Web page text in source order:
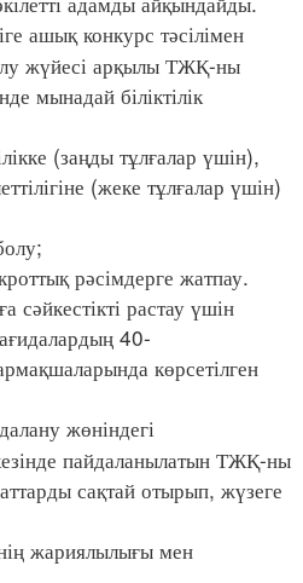
ашық конкурс тәсілімен
жүйесі арқылы ТЖҚ-ны
мынадай біліктілік
(заңды тұлғалар үшін),
(жеке тұлғалар үшін)
рәсімдерге жатпау.
сәйкестікті растау үшін
40-
көрсетілген
жөніндегі
пайдаланылатын ТЖҚ-ны
сақтай отырып, жүзеге
жариялылығы мен